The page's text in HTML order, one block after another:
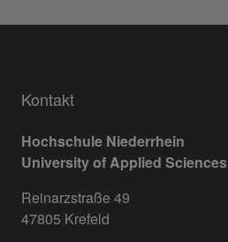
Kontakt
Hochschule Niederrhein
University of Applied Sciences
Reinarzstraße 49
47805 Krefeld